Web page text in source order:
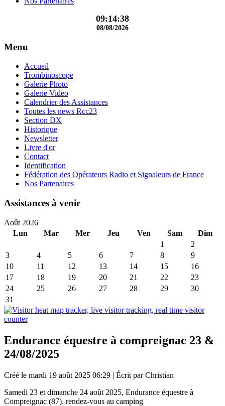
09:14:38
08/08/2026
Menu
Accueil
Trombinoscope
Galerie Photo
Galerie Video
Calendrier des Assistances
Toutes les news Rcc23
Section DX
Historique
Newsletter
Livre d'or
Contact
Identification
Fédération des Opérateurs Radio et Signaleurs de France
Nos Partenaires
Assistances à venir
Août 2026
Lun
Mar Mer Jeu Ven Sam
Dim
1
2
3
4 5 6 7 8
9
10
11 12 13 14 15
16
17
18 19 20 21 22
23
24
25 26 27 28 29
30
31
Endurance équestre à compreignac 23 &
24/08/2025
Créé le mardi 19 août 2025 06:29 | Écrit par Christian
Samedi 23 et dimanche 24 août 2025, Endurance équestre à
Compreignac (87). rendez-vous au camping